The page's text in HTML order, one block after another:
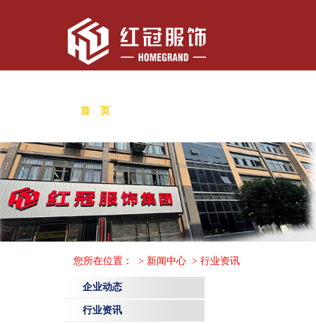
首 页
您所在位置： > 新闻中心 > 行业资讯
企业动态
行业资讯